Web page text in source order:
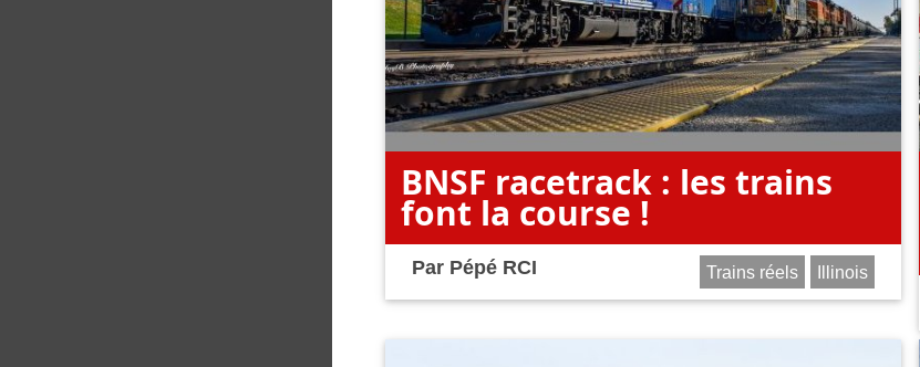
BNSF racetrack : les trains
font la course !
Par Pépé RCI Trains réels Illinois